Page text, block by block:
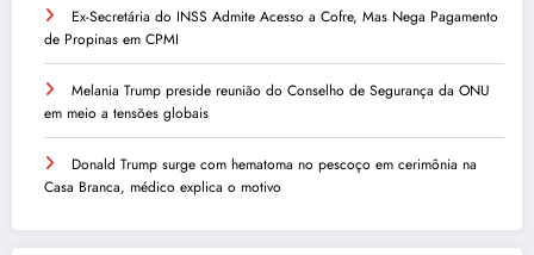
Ex-Secretária do INSS Admite Acesso a Cofre, Mas Nega Pagamento
de Propinas em CPMI
Melania Trump preside reunião do Conselho de Segurança da ONU
em meio a tensões globais
Donald Trump surge com hematoma no pescoço em cerimônia na
Casa Branca, médico explica o motivo